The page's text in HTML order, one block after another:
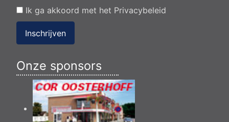
Ik ga akkoord met het Privacybeleid
Inschrijven
Onze sponsors